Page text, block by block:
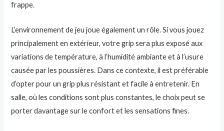
frappe.
L’environnement de jeu joue également un rôle. Si vous jouez
principalement en extérieur, votre grip sera plus exposé aux
variations de température, à l’humidité ambiante et à l’usure
causée par les poussières. Dans ce contexte, il est préférable
d’opter pour un grip plus résistant et facile à entretenir. En
salle, où les conditions sont plus constantes, le choix peut se
porter davantage sur le confort et les sensations fines.